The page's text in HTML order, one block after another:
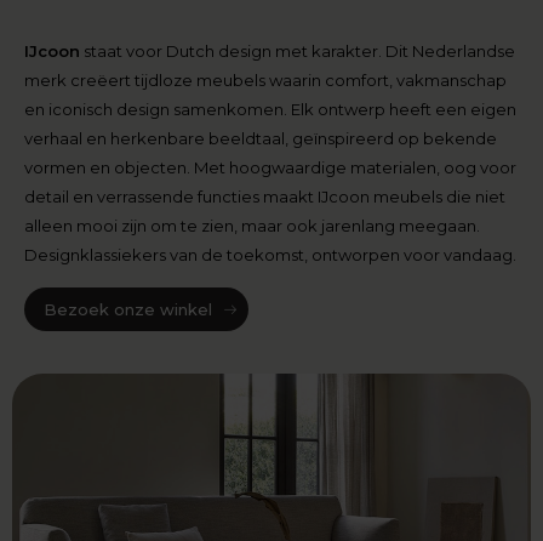
IJcoon staat voor Dutch design met karakter. Dit Nederlandse
merk creëert tijdloze meubels waarin comfort, vakmanschap
en iconisch design samenkomen. Elk ontwerp heeft een eigen
verhaal en herkenbare beeldtaal, geïnspireerd op bekende
vormen en objecten. Met hoogwaardige materialen, oog voor
detail en verrassende functies maakt IJcoon meubels die niet
alleen mooi zijn om te zien, maar ook jarenlang meegaan.
Designklassiekers van de toekomst, ontworpen voor vandaag.
Bezoek onze winkel